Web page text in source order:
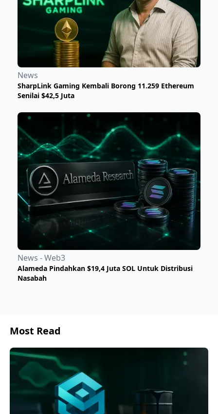
News
SharpLink Gaming Kembali Borong 11.259 Ethereum
Senilai $42,5 Juta
News - Web3
Alameda Pindahkan $19,4 Juta SOL Untuk Distribusi
Nasabah
Most Read